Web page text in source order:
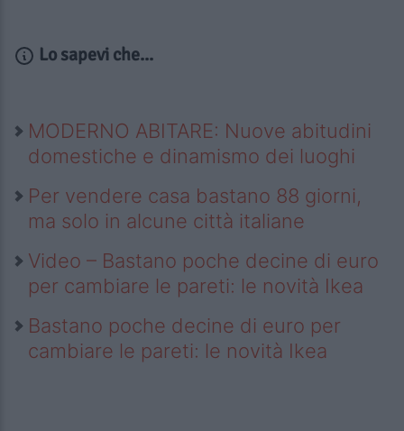
Lo sapevi che...
MODERNO ABITARE: Nuove abitudini
domestiche e dinamismo dei luoghi
Per vendere casa bastano 88 giorni,
ma solo in alcune città italiane
Video – Bastano poche decine di euro
per cambiare le pareti: le novità Ikea
Bastano poche decine di euro per
cambiare le pareti: le novità Ikea